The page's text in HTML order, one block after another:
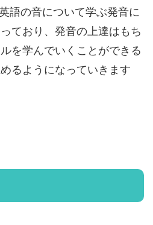
語の音について学ぶ発音に
ており、発音の上達はもち
を学んでいくことができる
るようになっていきます